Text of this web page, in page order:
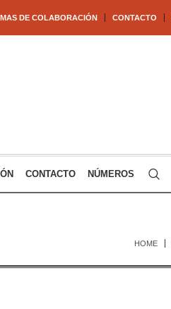
DE COLABORACIÓN CONTACTO
CONTACTO NÚMEROS
HOME